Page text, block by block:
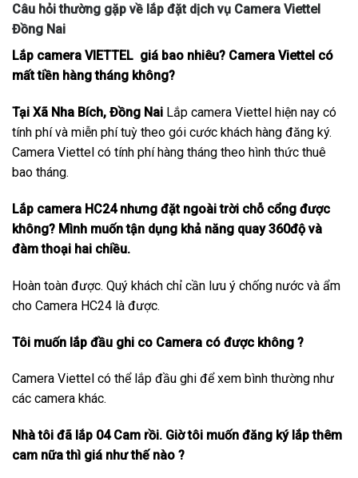
Câu hỏi thường gặp về lắp đặt dịch vụ Camera Viettel
Đồng Nai
Lắp camera VIETTEL giá bao nhiêu? Camera Viettel có
mất tiền hàng tháng không?
Tại Xã Nha Bích, Đồng Nai Lắp camera Viettel hiện nay có
tính phí và miễn phí tuỳ theo gói cước khách hàng đăng ký.
Camera Viettel có tính phí hàng tháng theo hình thức thuê
bao tháng.
Lắp camera HC24 nhưng đặt ngoài trời chỗ cổng được
không? Mình muốn tận dụng khả năng quay 360độ và
đàm thoại hai chiều.
Hoàn toàn được. Quý khách chỉ cần lưu ý chống nước và ẩm
cho Camera HC24 là được.
Tôi muốn lắp đầu ghi co Camera có được không ?
Camera Viettel có thể lắp đầu ghi để xem bình thường như
các camera khác.
Nhà tôi đã lắp 04 Cam rồi. Giờ tôi muốn đăng ký lắp thêm
cam nữa thì giá như thế nào ?